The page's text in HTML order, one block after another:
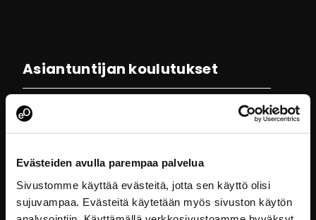
Evästeiden avulla parempaa palvelua
Sivustomme käyttää evästeitä, jotta sen käyttö olisi
sujuvampaa. Evästeitä käytetään myös sivuston käytön
Asiantuntijan koulutukset